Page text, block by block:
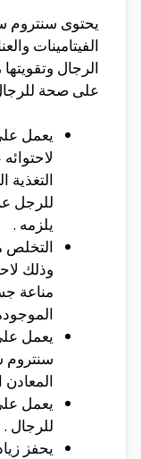
يحتوى سنتروم
الفيتامينات
الرجال
على صحة
يعمل
التغذية
للرجل
يلزمه .
وذلك
مناعة
يعمل
سنتروم
المعادن
يعمل
للرجال .
يحفز